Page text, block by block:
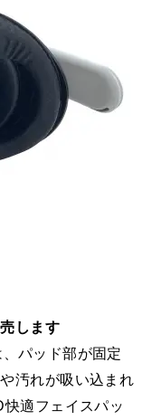
します
パッド部が固定
汚れが吸い込まれ
適フェイスパッ